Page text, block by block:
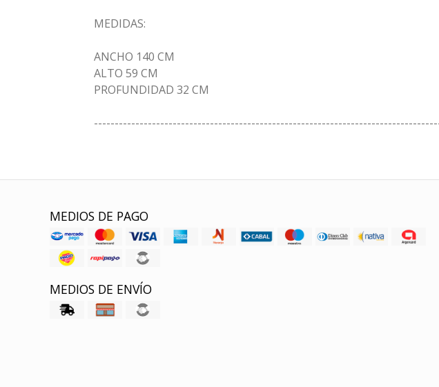
MEDIDAS:
ANCHO 140 CM
ALTO 59 CM
PROFUNDIDAD 32 CM
MEDIOS DE PAGO
MEDIOS DE ENVÍO